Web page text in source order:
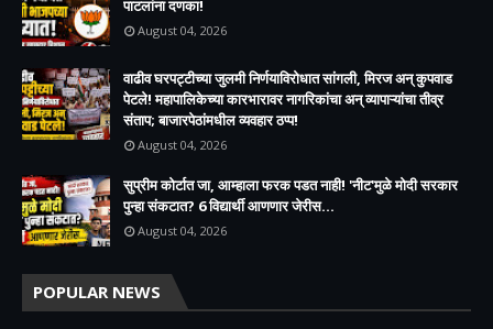
पाटलांना दणका!
August 04, 2026
वाढीव घरपट्टीच्या जुलमी निर्णयाविरोधात सांगली, मिरज अन् कुपवाड
पेटले! महापालिकेच्या कारभारावर नागरिकांचा अन् व्यापाऱ्यांचा तीव्र
संताप; बाजारपेठांमधील व्यवहार ठप्प!​
August 04, 2026
सुप्रीम कोर्टात जा, आम्हाला फरक पडत नाही! 'नीट'मुळे मोदी सरकार
पुन्हा संकटात? 6 विद्यार्थी आणणार जेरीस...
August 04, 2026
POPULAR NEWS